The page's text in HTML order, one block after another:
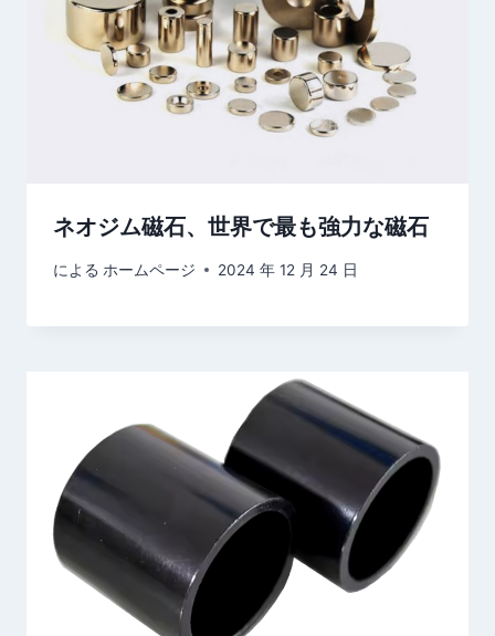
ネオジム磁石、世界で最も強力な磁石
による ホームページ 2024 年 12 月 24 日